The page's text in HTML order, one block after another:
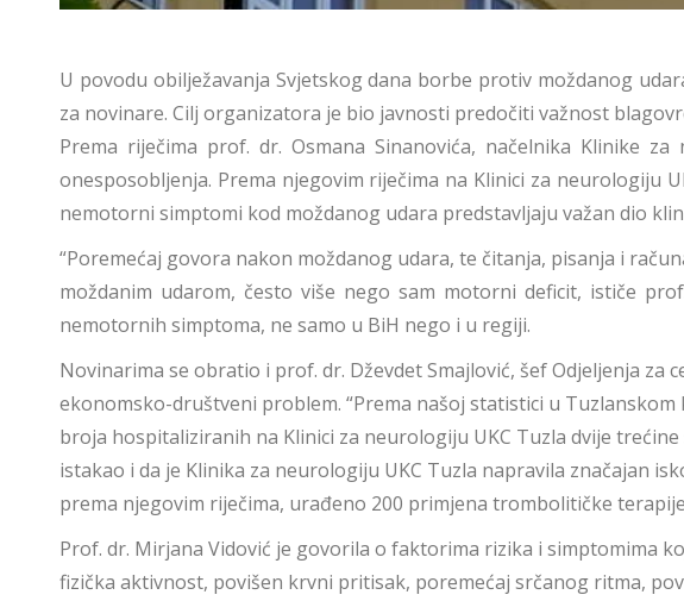
U povodu obilježavanja Svjetskog dana borbe protiv moždanog
za novinare. Cilj organizatora je bio javnosti predočiti važnost
Prema riječima prof. dr. Osmana Sinanovića, načelnika Klinike
onesposobljenja. Prema njegovim riječima na Klinici za neurologiju
nemotorni simptomi kod moždanog udara predstavljaju važan dio
“Poremećaj govora nakon moždanog udara, te čitanja, pisanja i
moždanim udarom, često više nego sam motorni deficit, ističe
nemotornih simptoma, ne samo u BiH nego i u regiji.
Novinarima se obratio i prof. dr. Dževdet Smajlović, šef Odjeljenja
ekonomsko-društveni problem. “Prema našoj statistici u
broja hospitaliziranih na Klinici za neurologiju UKC Tuzla dvije
istakao i da je Klinika za neurologiju UKC Tuzla napravila značajan
prema njegovim riječima, urađeno 200 primjena trombolitičke
Prof. dr. Mirjana Vidović je govorila o faktorima rizika i simptomima
fizička aktivnost, povišen krvni pritisak, poremećaj srčanog ritma,